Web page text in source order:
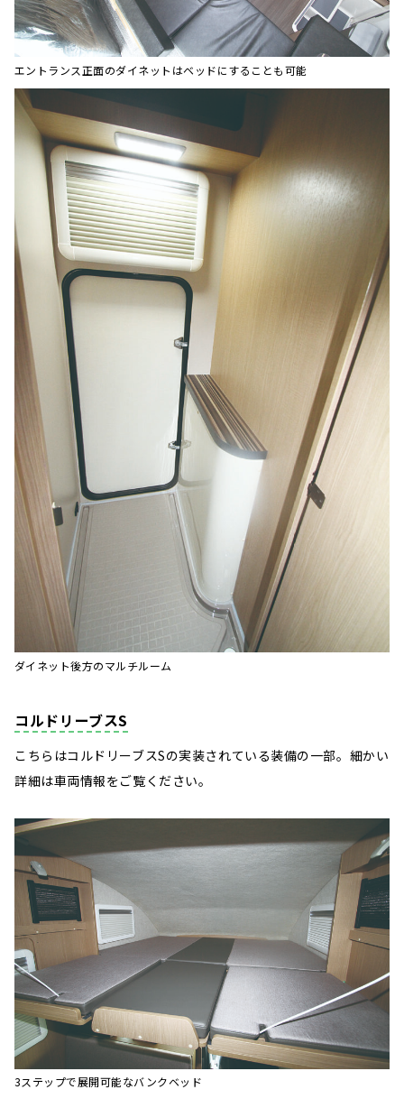
エントランス正面のダイネットはベッドにすることも可能
ダイネット後方のマルチルーム
コルドリーブスS
こちらはコルドリーブスSの実装されている装備の一部。細かい
詳細は車両情報をご覧ください。
3ステップで展開可能なバンクベッド